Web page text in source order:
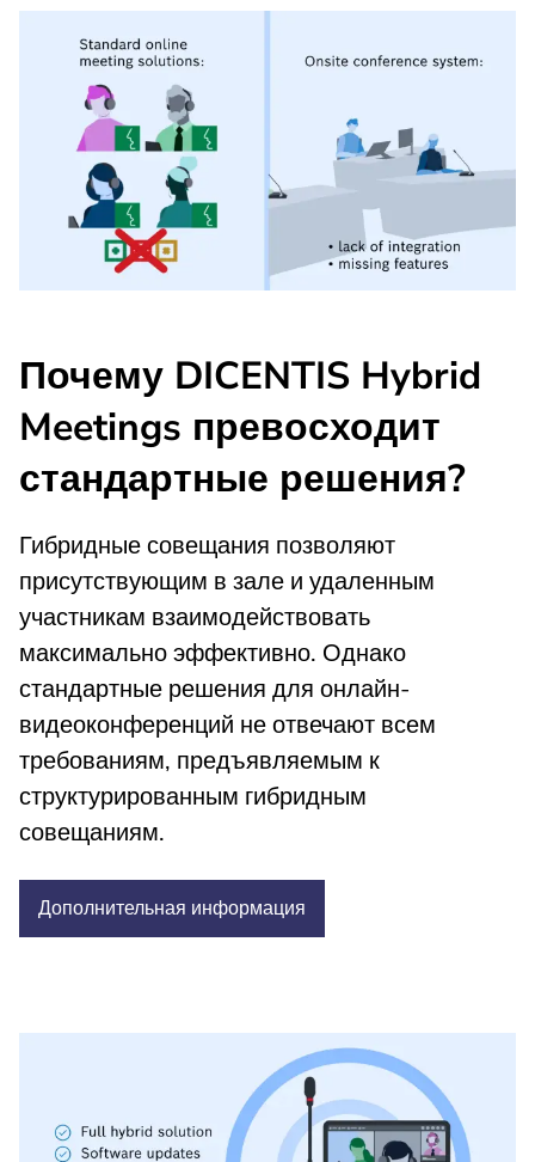
Почему DICENTIS Hybrid
Meetings превосходит
стандартные решения?
Гибридные совещания позволяют
присутствующим в зале и удаленным
участникам взаимодействовать
максимально эффективно. Однако
стандартные решения для онлайн-
видеоконференций не отвечают всем
требованиям, предъявляемым к
структурированным гибридным
совещаниям.
Дополнительная информация